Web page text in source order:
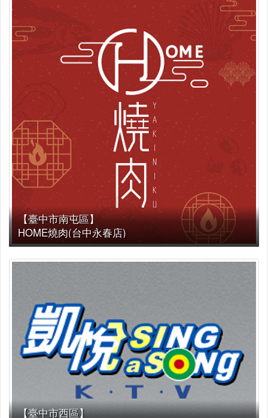
【臺中市南屯區】
HOME燒肉(台中永春店)
【臺中市西區】